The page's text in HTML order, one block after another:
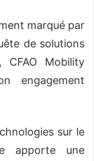
marqué par
de solutions
CFAO Mobility
engagement
sur le
apporte une